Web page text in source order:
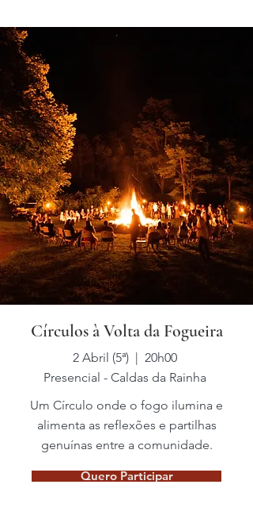
Círculos à Volta da Fogueira
2 Abril (5ª) | 20h00
Presencial - Caldas da Rainha
Um Círculo onde o fogo ilumina e
alimenta as reflexões e partilhas
genuínas entre a comunidade.
Quero Participar